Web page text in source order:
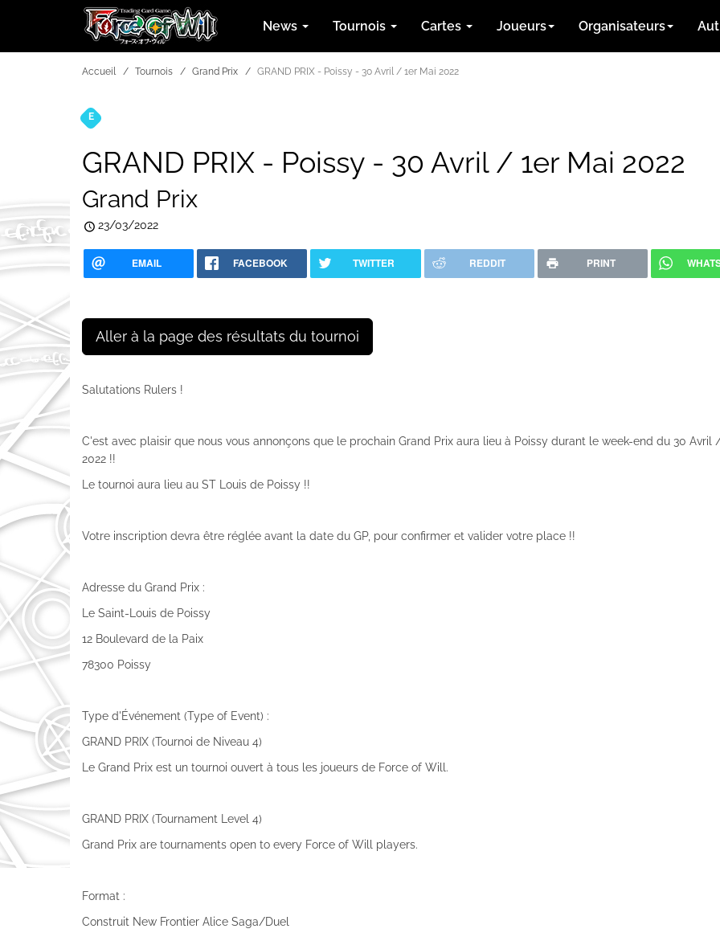
News Tournois Cartes Joueurs Organisateurs
Accueil Tournois Grand Prix GRAND PRIX - Poissy - 30 Avril / 1er Mai 2022
E
GRAND PRIX - Poissy - 30 Avril / 1er Mai 2022
Grand Prix
23/03/2022
EMAIL FACEBOOK TWITTER REDDIT PRINT
Aller à la page des résultats du tournoi
Salutations Rulers !
C'est avec plaisir que nous vous annonçons que le prochain Grand Prix aura lieu à Poissy durant le week-end du 30 Avril
2022 !!
Le tournoi aura lieu au ST Louis de Poissy !!
Votre inscription devra être réglée avant la date du GP, pour confirmer et valider votre place !!
Adresse du Grand Prix :
Le Saint-Louis de Poissy
12 Boulevard de la Paix
78300 Poissy
Type d'Événement (Type of Event) :
GRAND PRIX (Tournoi de Niveau 4)
Le Grand Prix est un tournoi ouvert à tous les joueurs de Force of Will.
GRAND PRIX (Tournament Level 4)
Grand Prix are tournaments open to every Force of Will players.
Format :
Construit New Frontier Alice Saga/Duel